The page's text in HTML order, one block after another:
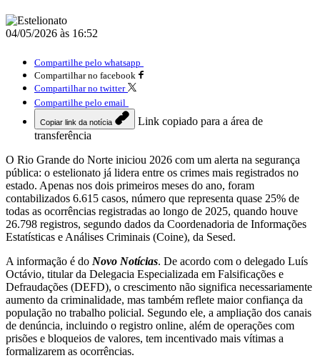
04/05/2026 às 16:52
Compartilhe pelo whatsapp
Compartilhar no facebook
Compartilhar no twitter
Compartilhe pelo email
Copiar link da notícia
Link copiado para a área de
transferência
O Rio Grande do Norte iniciou 2026 com um alerta na segurança
pública: o estelionato já lidera entre os crimes mais registrados no
estado. Apenas nos dois primeiros meses do ano, foram
contabilizados 6.615 casos, número que representa quase 25% de
todas as ocorrências registradas ao longo de 2025, quando houve
26.798 registros, segundo dados da Coordenadoria de Informações
Estatísticas e Análises Criminais (Coine), da Sesed.
A informação é do Novo Notícias. De acordo com o delegado Luís
Octávio, titular da Delegacia Especializada em Falsificações e
Defraudações (DEFD), o crescimento não significa necessariamente
aumento da criminalidade, mas também reflete maior confiança da
população no trabalho policial. Segundo ele, a ampliação dos canais
de denúncia, incluindo o registro online, além de operações com
prisões e bloqueios de valores, tem incentivado mais vítimas a
formalizarem as ocorrências.